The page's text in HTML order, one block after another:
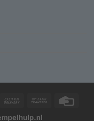
Cash
Bank